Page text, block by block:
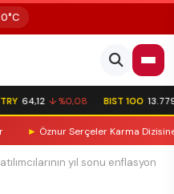
64,12 ↓ %0,08 BIST 100
Öznur Serçeler Karma Dizisine
yıl sonu enflasyon